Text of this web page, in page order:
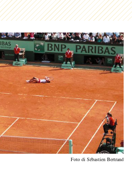
Foto di Sébastien Bertrand